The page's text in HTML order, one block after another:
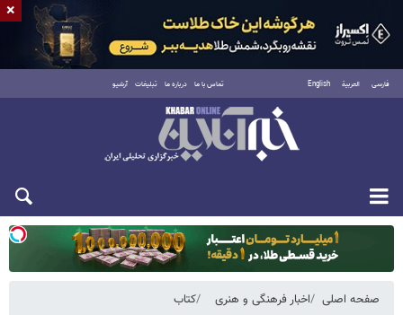
فارسی العربية English تماس با ما درباره ما تبلیغات آرشیو
یکشنبه ۱۸ مرداد ۱۴۰۵
صفحه اصلی اخبار فرهنگی و هنری کتاب
×